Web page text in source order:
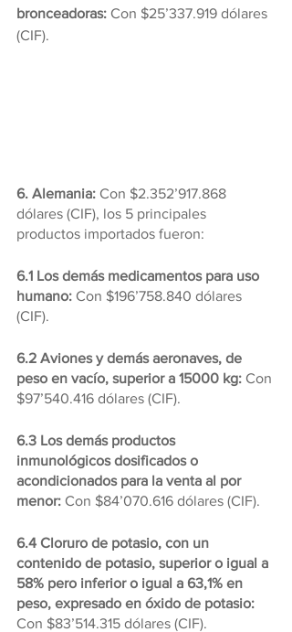
bronceadoras: Con $25’337.919 dólares
(CIF).
6. Alemania: Con $2.352’917.868
dólares (CIF), los 5 principales
productos importados fueron:
6.1 Los demás medicamentos para uso
humano: Con $196’758.840 dólares
(CIF).
6.2 Aviones y demás aeronaves, de
peso en vacío, superior a 15000 kg: Con
$97’540.416 dólares (CIF).
6.3 Los demás productos
inmunológicos dosificados o
acondicionados para la venta al por
menor: Con $84’070.616 dólares (CIF).
6.4 Cloruro de potasio, con un
contenido de potasio, superior o igual a
58% pero inferior o igual a 63,1% en
peso, expresado en óxido de potasio:
Con $83’514.315 dólares (CIF).